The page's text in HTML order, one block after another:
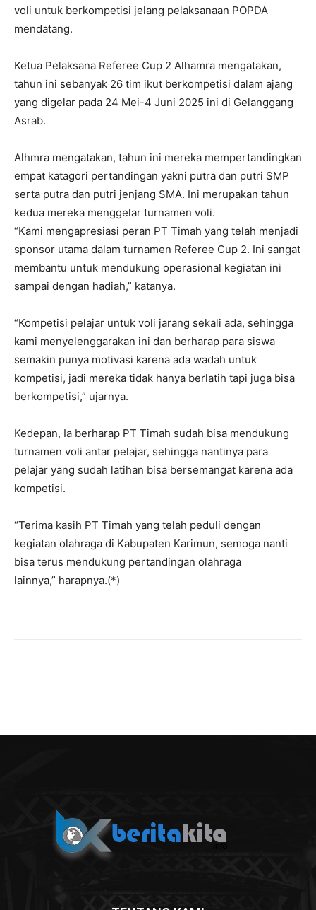
voli untuk berkompetisi jelang pelaksanaan POPDA
mendatang.
Ketua Pelaksana Referee Cup 2 Alhamra mengatakan,
tahun ini sebanyak 26 tim ikut berkompetisi dalam ajang
yang digelar pada 24 Mei-4 Juni 2025 ini di Gelanggang
Asrab.
Alhmra mengatakan, tahun ini mereka mempertandingkan
empat katagori pertandingan yakni putra dan putri SMP
serta putra dan putri jenjang SMA. Ini merupakan tahun
kedua mereka menggelar turnamen voli.
“Kami mengapresiasi peran PT Timah yang telah menjadi
sponsor utama dalam turnamen Referee Cup 2. Ini sangat
membantu untuk mendukung operasional kegiatan ini
sampai dengan hadiah,” katanya.
“Kompetisi pelajar untuk voli jarang sekali ada, sehingga
kami menyelenggarakan ini dan berharap para siswa
semakin punya motivasi karena ada wadah untuk
kompetisi, jadi mereka tidak hanya berlatih tapi juga bisa
berkompetisi,” ujarnya.
Kedepan, Ia berharap PT Timah sudah bisa mendukung
turnamen voli antar pelajar, sehingga nantinya para
pelajar yang sudah latihan bisa bersemangat karena ada
kompetisi.
“Terima kasih PT Timah yang telah peduli dengan
kegiatan olahraga di Kabupaten Karimun, semoga nanti
bisa terus mendukung pertandingan olahraga
lainnya,” harapnya.(*)